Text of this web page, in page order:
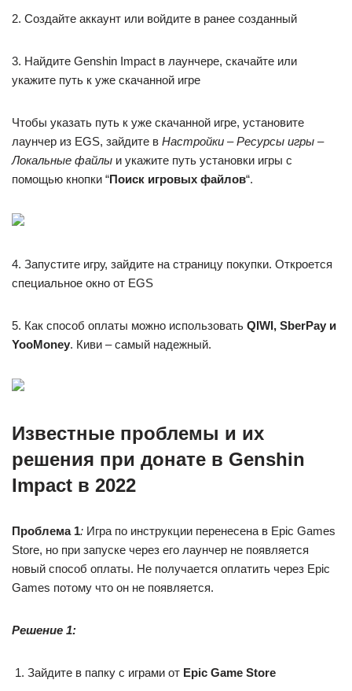
2. Создайте аккаунт или войдите в ранее созданный
3. Найдите Genshin Impact в лаунчере, скачайте или
укажите путь к уже скачанной игре
Чтобы указать путь к уже скачанной игре, установите
лаунчер из EGS, зайдите в Настройки – Ресурсы игры –
Локальные файлы и укажите путь установки игры с
помощью кнопки “Поиск игровых файлов“.
4. Запустите игру, зайдите на страницу покупки. Откроется
специальное окно от EGS
5. Как способ оплаты можно использовать QIWI, SberPay и
YooMoney. Киви – самый надежный.
Известные проблемы и их
решения при донате в Genshin
Impact в 2022
Проблема 1: Игра по инструкции перенесена в Epic Games
Store, но при запуске через его лаунчер не появляется
новый способ оплаты. Не получается оплатить через Epic
Games потому что он не появляется.
Решение 1:
Зайдите в папку с играми от Epic Game Store